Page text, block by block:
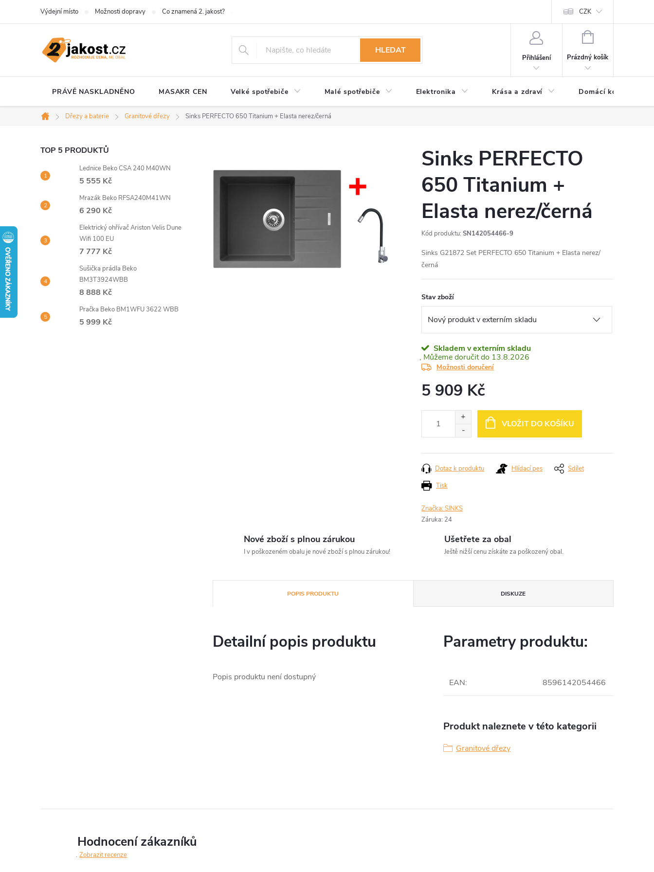
Výdejní místo Možnosti dopravy Co znamená 2. jakost? Prohlášení o ochraně osobních údajů
CZK
HLEDAT
Přihlášení
NÁKUPNÍ
Prázdný košík
PRÁVĚ NASKLADNĚNO MASAKR CEN Velké spotřebiče Malé spotřebiče Elektronika Krása a zdraví Domácí komfort
Domů
Dřezy a baterie Granitové dřezy Sinks PERFECTO 650 Titanium + Elasta nerez/černá
P
o
s
t
r
a
n
TOP 5 PRODUKTŮ
Lednice Beko CSA 240 M40WN
5 555 Kč
Mrazák Beko RFSA240M41WN
6 290 Kč
Elektrický ohřívač Ariston Velis Dune
Wifi 100 EU
7 777 Kč
Sušička prádla Beko
BM3T3924WBB
8 888 Kč
Pračka Beko BM1WFU 3622 WBB
5 999 Kč
Sinks PERFECTO
650 Titanium +
Elasta nerez/černá
Kód produktu: SN142054466-9
Sinks G21872 Set PERFECTO 650 Titanium + Elasta nerez/
černá
Stav zboží
Skladem v externím skladu
13.8.2026
Možnosti doručení
5 909 Kč
VLOŽIT DO KOŠÍKU
Tisk
Dotaz k produktu Hlídací pes Sdílet
Značka:SINKS
Záruka: 24
Nové zboží s plnou zárukou
I v poškozeném obalu je nové zboží s plnou zárukou!
Ušetřete za obal
Ještě nižší cenu získáte za poškozený obal.
POPIS PRODUKTU DISKUZE
Detailní popis produktu
Popis produktu není dostupný
Parametry produktu:
EAN: 8596142054466
Produkt naleznete v této kategorii
Granitové dřezy
Hodnocení zákazníků
Zobrazit recenze